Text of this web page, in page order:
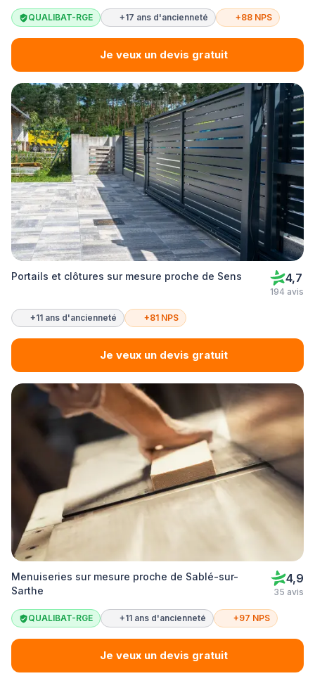
QUALIBAT-RGE +17 ans d'ancienneté +88 NPS
Je veux un devis gratuit
Portails et clôtures sur mesure proche de Sens 4,7
194 avis
+11 ans d'ancienneté +81 NPS
Je veux un devis gratuit
Menuiseries sur mesure proche de Sablé-sur-
Sarthe
4,9
35 avis
QUALIBAT-RGE +11 ans d'ancienneté +97 NPS
Je veux un devis gratuit